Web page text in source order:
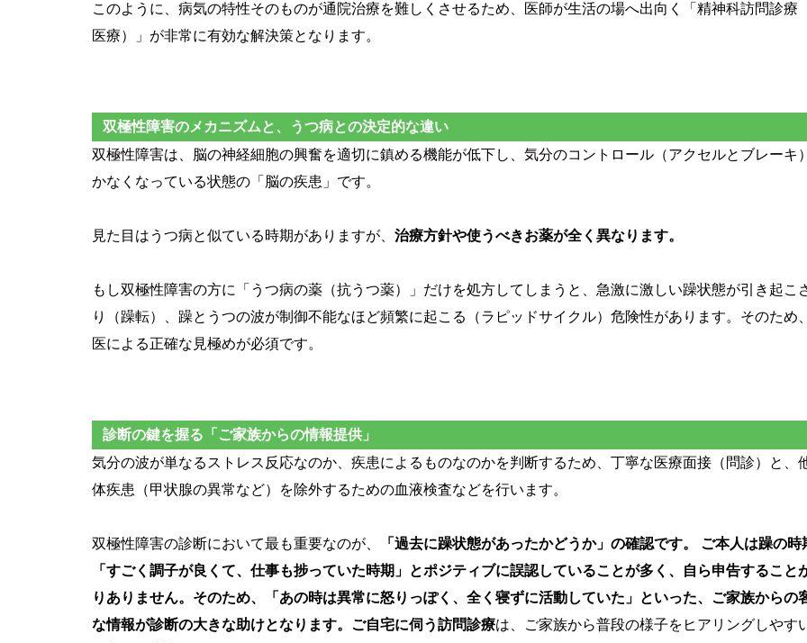
このように、病気の特性そのものが通院治療を難しくさせるため、医師が生活の場へ出向く「精神科訪問診療
医療）」が非常に有効な解決策となります。
双極性障害のメカニズムと、うつ病との決定的な違い
双極性障害は、脳の神経細胞の興奮を適切に鎮める機能が低下し、気分のコントロール（アクセルとブレーキ
かなくなっている状態の「脳の疾患」です。
見た目はうつ病と似ている時期がありますが、 治療方針や使うべきお薬が全く異なります。
もし双極性障害の方に「うつ病の薬（抗うつ薬）」だけを処方してしまうと、急激に激しい躁状態が引き起こ
り（躁転）、躁とうつの波が制御不能なほど頻繁に起こる（ラピッドサイクル）危険性があります。そのため
医による正確な見極めが必須です。
診断の鍵を握る「ご家族からの情報提供」
気分の波が単なるストレス反応なのか、疾患によるものなのかを判断するため、丁寧な医療面接（問診）と、
体疾患（甲状腺の異常など）を除外するための血液検査などを行います。
双極性障害の診断において最も重要なのが、
「過去に躁状態があったかどうか」の確認です。 ご本人は躁の時
「すごく調子が良くて、仕事も捗っていた時期」とポジティブに誤認していることが多く、自ら申告すること
りありません。そのため、「あの時は異常に怒りっぽく、全く寝ずに活動していた」といった、ご家族からの
な情報が診断の大きな助けとなります。ご自宅に伺う訪問診療は、ご家族から普段の様子をヒアリングしやす